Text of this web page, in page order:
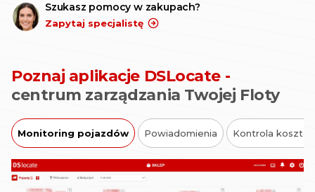
Szukasz pomocy w zakupach?
Zapytaj specjalistę
Poznaj aplikacje DSLocate -
centrum zarządzania Twojej Floty
Monitoring pojazdów Powiadomienia Kontrola